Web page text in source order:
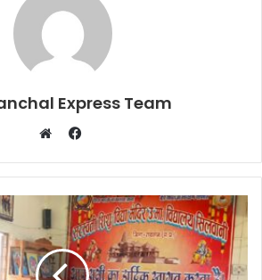
Express Team
Facebook